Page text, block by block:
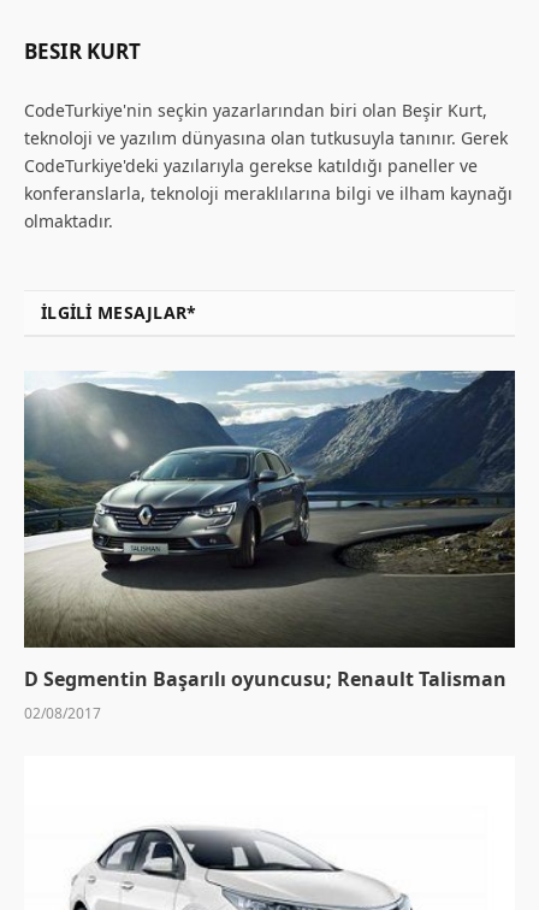
BESIR KURT
CodeTurkiye'nin seçkin yazarlarından biri olan Beşir Kurt,
teknoloji ve yazılım dünyasına olan tutkusuyla tanınır. Gerek
CodeTurkiye'deki yazılarıyla gerekse katıldığı paneller ve
konferanslarla, teknoloji meraklılarına bilgi ve ilham kaynağı
olmaktadır.
İLGILI MESAJLAR*
D Segmentin Başarılı oyuncusu; Renault Talisman
02/08/2017